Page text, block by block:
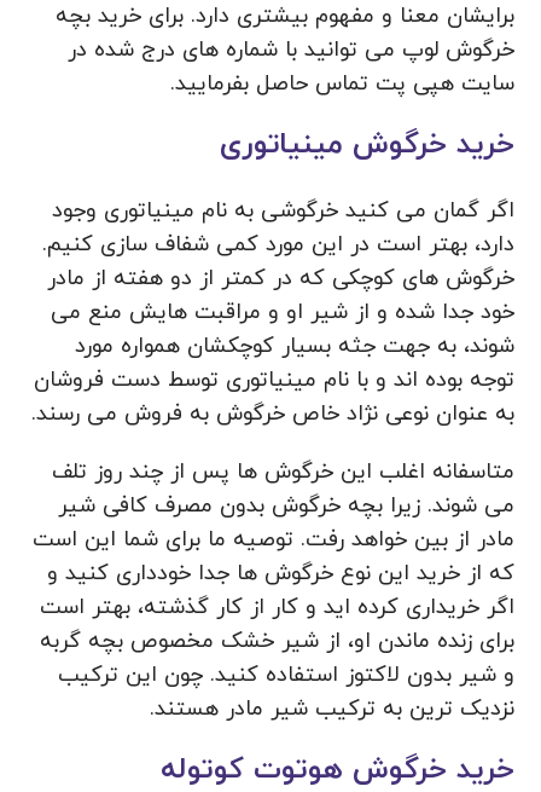
برایشان معنا و مفهوم بیشتری دارد. برای خرید بچه
خرگوش لوپ می توانید با شماره های درج شده در
سایت هپی پت تماس حاصل بفرمایید.
خرید خرگوش مینیاتوری
اگر گمان می کنید خرگوشی به نام مینیاتوری وجود
دارد، بهتر است در این مورد کمی شفاف سازی کنیم.
خرگوش های کوچکی که در کمتر از دو هفته از مادر
خود جدا شده و از شیر او و مراقبت هایش منع می
شوند، به جهت جثه بسیار کوچکشان همواره مورد
توجه بوده اند و با نام مینیاتوری توسط دست فروشان
به عنوان نوعی نژاد خاص خرگوش به فروش می رسند.
متاسفانه اغلب این خرگوش ها پس از چند روز تلف
می شوند. زیرا بچه خرگوش بدون مصرف کافی شیر
مادر از بین خواهد رفت. توصیه ما برای شما این است
که از خرید این نوع خرگوش ها جدا خودداری کنید و
اگر خریداری کرده اید و کار از کار گذشته، بهتر است
برای زنده ماندن او، از شیر خشک مخصوص بچه گربه
و شیر بدون لاکتوز استفاده کنید. چون این ترکیب
نزدیک ترین به ترکیب شیر مادر هستند.
خرید خرگوش هوتوت کوتوله